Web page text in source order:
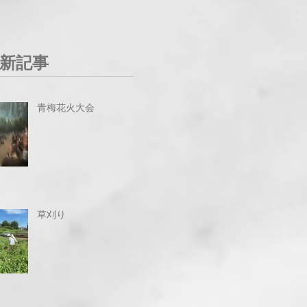
記事
青梅花火大会
草刈り